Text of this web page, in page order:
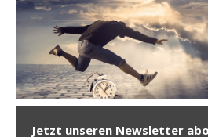
Jetzt unseren Newsletter